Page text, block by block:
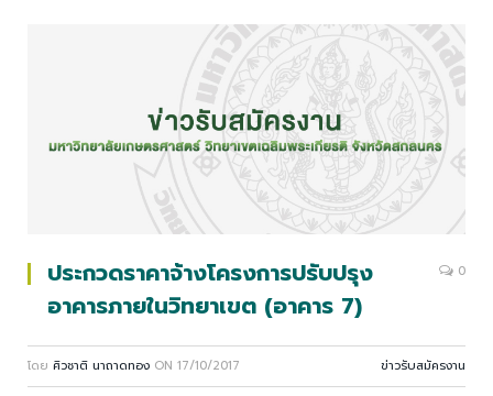
ประกวดราคาจ้างโครงการปรับปรุง
อาคารภายในวิทยาเขต (อาคาร 7)
0
โดย ศิวชาติ นาถาดทอง ON 17/10/2017 ข่าวรับสมัครงาน